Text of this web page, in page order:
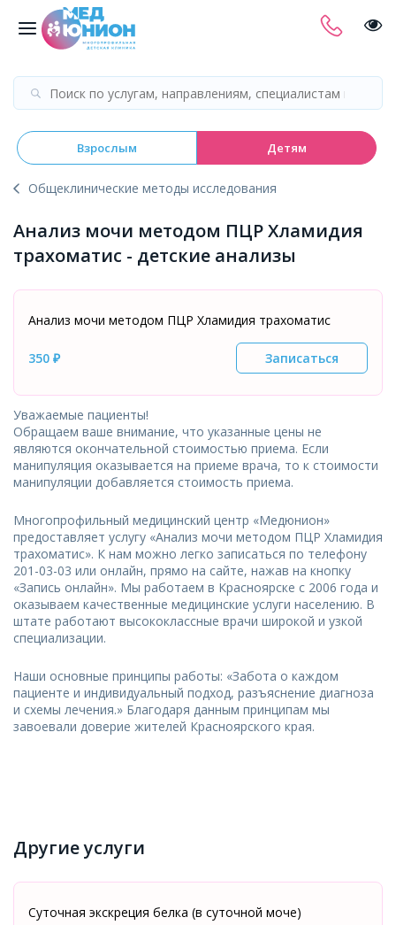
Взрослым Детям
Общеклинические методы исследования
Анализ мочи методом ПЦР Хламидия
трахоматис - детские анализы
Анализ мочи методом ПЦР Хламидия трахоматис
350 ₽ Записаться
Уважаемые пациенты!
Обращаем ваше внимание, что указанные цены не
являются окончательной стоимостью приема. Если
манипуляция оказывается на приеме врача, то к стоимости
манипуляции добавляется стоимость приема.
Многопрофильный медицинский центр «Медюнион»
предоставляет услугу «Анализ мочи методом ПЦР Хламидия
трахоматис». К нам можно легко записаться по телефону
201-03-03 или онлайн, прямо на сайте, нажав на кнопку
«Запись онлайн». Мы работаем в Красноярске с 2006 года и
оказываем качественные медицинские услуги населению. В
штате работают высококлассные врачи широкой и узкой
специализации.
Наши основные принципы работы: «Забота о каждом
пациенте и индивидуальный подход, разъяснение диагноза
и схемы лечения.» Благодаря данным принципам мы
завоевали доверие жителей Красноярского края.
Другие услуги
Суточная экскреция белка (в суточной моче)